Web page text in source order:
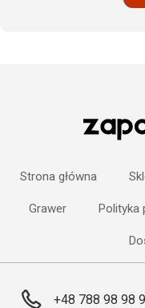
Strona główna
Grawer Polityka
+48 788 98 98